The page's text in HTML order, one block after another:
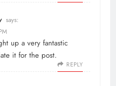
says:
up a very fantastic
it for the post.
REPLY